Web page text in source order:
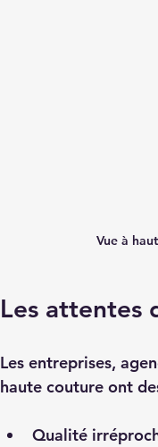
Vue à
Les attentes
Les entreprises,
haute couture ont
Qualité